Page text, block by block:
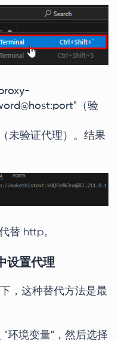
（验
验证代理）。结果
替 http。
设置代理
，这种替代方法是最
环境变量"，然后选择